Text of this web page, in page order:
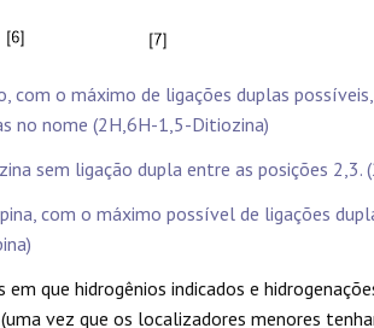
com o máximo de ligações duplas
no nome (2H,6H-1,5-Ditiozina)
sem ligação dupla entre as posições 2,3.
com o máximo possível de ligações
em que hidrogênios indicados e
vez que os localizadores menores